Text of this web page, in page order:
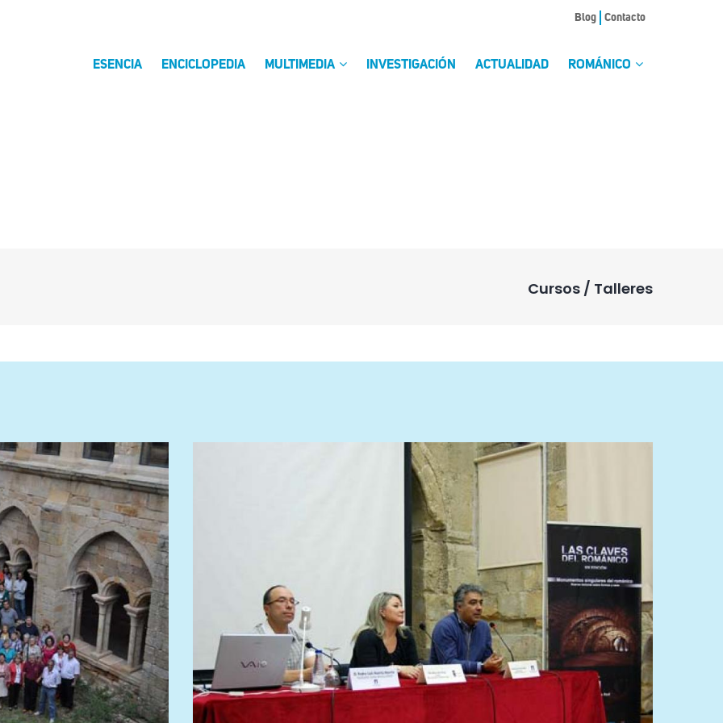
Blog Contacto
ESENCIA ENCICLOPEDIA MULTIMEDIA INVESTIGACIÓN ACTUALIDAD ROMÁNICO
Cursos / Talleres